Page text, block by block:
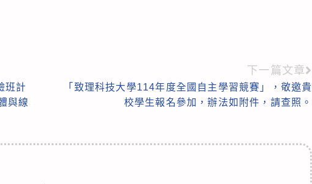
班計
與線
下一篇文章
「致理科技大學114年度全國自主學習競賽」，敬邀貴
校學生報名參加，辦法如附件，請查照。